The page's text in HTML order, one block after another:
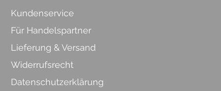
Kundenservice
Für Handelspartner
Lieferung & Versand
Widerrufsrecht
Datenschutzerklärung